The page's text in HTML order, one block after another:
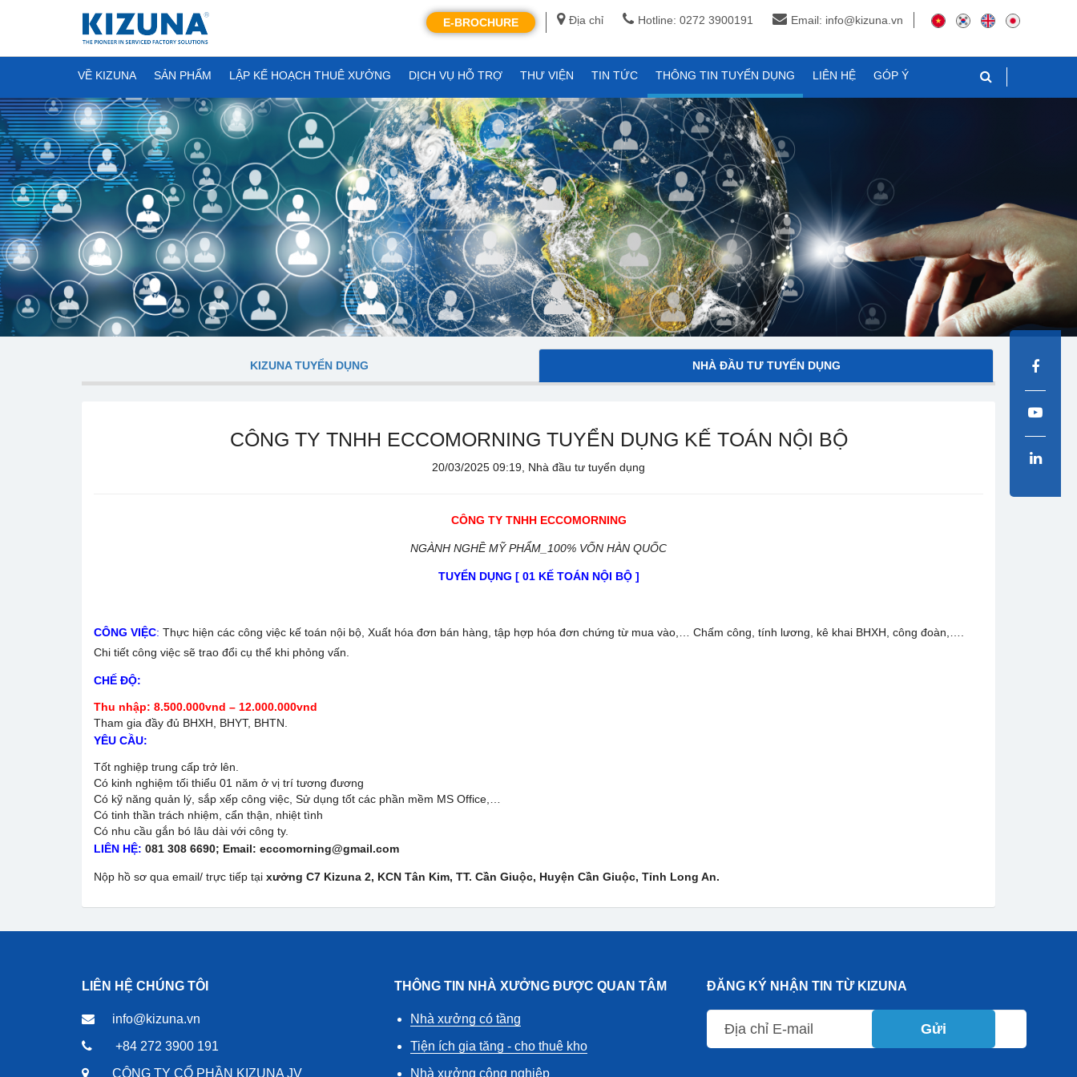
Địa chỉ Hotline: 0272 3900191 Email: info@kizuna.vn
E-BROCHURE
VỀ KIZUNA SẢN PHẨM LẬP KẾ HOẠCH THUÊ XƯỞNG DỊCH VỤ HỖ TRỢ THƯ VIỆN TIN TỨC THÔNG TIN TUYỂN DỤNG LIÊN HỆ GÓP Ý
KIZUNA TUYỂN DỤNG NHÀ ĐẦU TƯ TUYỂN DỤNG
CÔNG TY TNHH ECCOMORNING TUYỂN DỤNG KẾ TOÁN NỘI BỘ
20/03/2025 09:19, Nhà đầu tư tuyển dụng
CÔNG TY TNHH ECCOMORNING
NGÀNH NGHỀ MỸ PHẨM_100% VỐN HÀN QUỐC
TUYỂN DỤNG [ 01KẾ TOÁN NỘI BỘ ]
CÔNG VIỆC: Thực hiện các công việc kế toán nội bộ, Xuất hóa đơn bán hàng, tập hợp hóa đơn chứng từ mua vào,… Chấm công, tính lương, kê khai BHXH, công đoàn,….
Chi tiết công việc sẽ trao đổi cụ thể khi phỏng vấn.
CHẾ ĐỘ:
Thu nhập: 8.500.000vnd – 12.000.000vnd
Tham gia đầy đủ BHXH, BHYT, BHTN.
YÊU CẦU:
Tốt nghiệp trung cấp trở lên.
Có kinh nghiệm tối thiểu 01 năm ở vị trí tương đương
Có kỹ năng quản lý, sắp xếp công việc, Sử dụng tốt các phần mềm MS Office,…
Có tinh thần trách nhiệm, cẩn thận, nhiệt tình
Có nhu cầu gắn bó lâu dài với công ty.
LIÊN HỆ: 081 308 6690; Email: eccomorning@gmail.com
Nộp hồ sơ qua email/ trực tiếp tại xưởng C7 Kizuna 2, KCN Tân Kim, TT. Cần Giuộc, Huyện Cần Giuộc, Tỉnh Long An.
LIÊN HỆ CHÚNG TÔI
info@kizuna.vn
+84 272 3900 191
CÔNG TY CỔ PHẦN KIZUNA JV
THÔNG TIN NHÀ XƯỞNG ĐƯỢC QUAN TÂM
Nhà xưởng có tầng
Tiện ích gia tăng - cho thuê kho
Nhà xưởng công nghiệp
ĐĂNG KÝ NHẬN TIN TỪ KIZUNA
Gửi